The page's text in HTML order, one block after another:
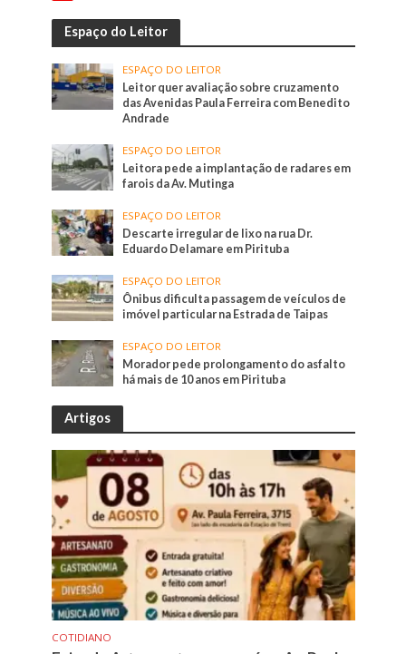
Espaço do Leitor
ESPAÇO DO LEITOR
Leitor quer avaliação sobre cruzamento
das Avenidas Paula Ferreira com Benedito
Andrade
ESPAÇO DO LEITOR
Leitora pede a implantação de radares em
farois da Av. Mutinga
ESPAÇO DO LEITOR
Descarte irregular de lixo na rua Dr.
Eduardo Delamare em Pirituba
ESPAÇO DO LEITOR
Ônibus dificulta passagem de veículos de
imóvel particular na Estrada de Taipas
ESPAÇO DO LEITOR
Morador pede prolongamento do asfalto
há mais de 10 anos em Pirituba
Artigos
COTIDIANO